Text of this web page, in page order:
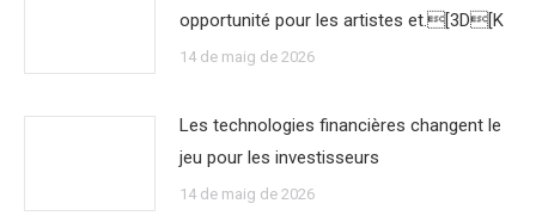
opportunité pour les artistes et.[3D[K
14 de maig de 2026
Les technologies financières changent le
jeu pour les investisseurs
14 de maig de 2026